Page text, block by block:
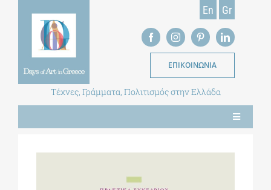
En Gr
ΕΠΙΚΟΙΝΩΝΙΑ
Τέχνες, Γράμματα, Πολιτισμός στην Ελλάδα
Toggle
Navigation